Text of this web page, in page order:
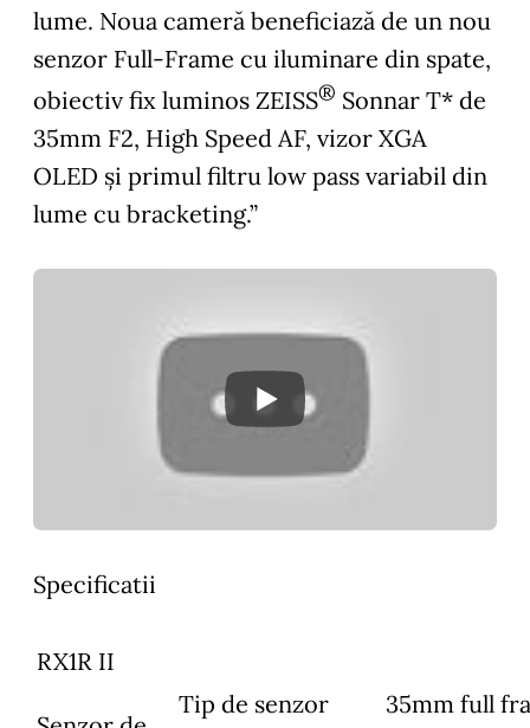
lume. Noua cameră beneficiază de un nou
senzor Full-Frame cu iluminare din spate,
obiectiv fix luminos ZEISS® Sonnar T* de
35mm F2, High Speed AF, vizor XGA
OLED și primul filtru low pass variabil din
lume cu bracketing.”
Specificatii
RX1R II
Tip de senzor
35mm full